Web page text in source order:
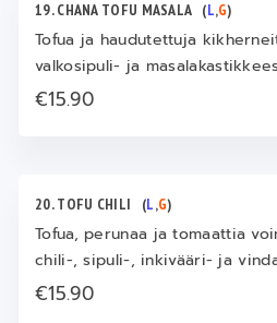
19. CHANA TOFU MASALA (L,G)
Tofua ja haudutettuja
valkosipuli- ja
€15.90
20. TOFU CHILI (L,G)
Tofua, perunaa ja tomaattia
chili-, sipuli-, inkivääri- ja
€15.90